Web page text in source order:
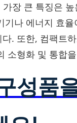
가장 큰 특징은
기나 에너지 효
. 또한, 컴팩트
소형화 및 통합
성품